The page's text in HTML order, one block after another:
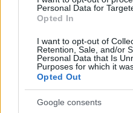
Personal Data for
Opted In
I want to opt-out of
Retention, Sale, and/or
Personal Data that Is
Purposes for which it
Opted Out
Google consents
Aki belül megállás
mindannyiunkra igaz
szövegekre. A képek
kifejtettebb
keltenek. A
egészen eltérő